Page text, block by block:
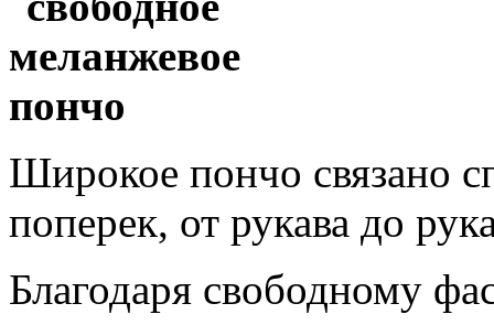
Широкое пончо связано
поперек, от рукава до
Благодаря свободному